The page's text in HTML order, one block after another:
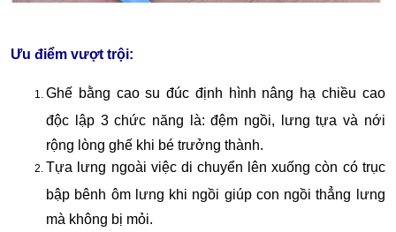
Ưu điểm vượt trội:
Ghế bằng cao su đúc định hình nâng hạ chiều cao
độc lập 3 chức năng là: đệm ngồi, lưng tựa và nới
rộng lòng ghế khi bé trưởng thành.
Tựa lưng ngoài việc di chuyển lên xuống còn có trục
bập bênh ôm lưng khi ngồi giúp con ngồi thẳng lưng
mà không bị mỏi.